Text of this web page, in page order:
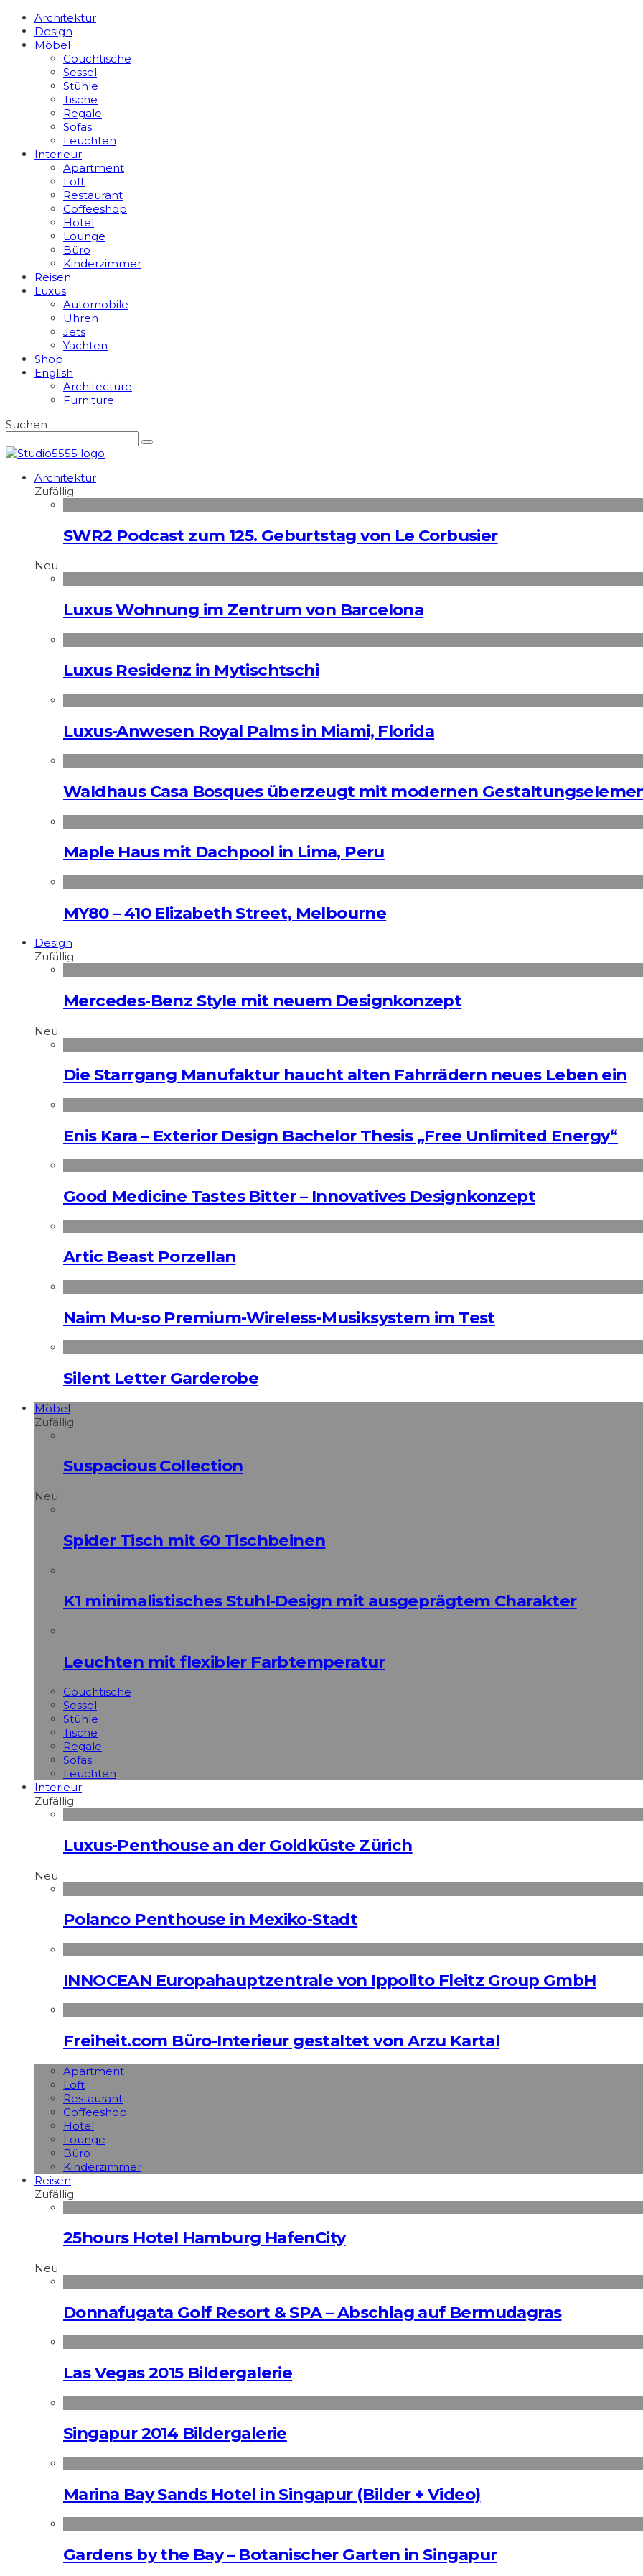
Architektur
Design
Möbel
Couchtische
Sessel
Stühle
Tische
Regale
Sofas
Leuchten
Interieur
Apart­ment
Loft
Restaurant
Coffeeshop
Hotel
Lounge
Büro
Kinderzimmer
Reisen
Luxus
Automobile
Uhren
Jets
Yachten
Shop
English
Architecture
Furniture
Suchen
Architektur
Zufällig
SWR2 Podcast zum 125. Geburtstag von Le Corbusier
Neu
Luxus Wohnung im Zentrum von Barcelona
Luxus Residenz in Mytischtschi
Luxus-Anwesen Royal Palms in Miami, Florida
Waldhaus Casa Bosques überzeugt mit modernen
Maple Haus mit Dachpool in Lima, Peru
MY80 – 410 Elizabeth Street, Melbourne
Design
Zufällig
Mercedes-Benz Style mit neuem Designkonzept
Neu
Die Starrgang Manufaktur haucht alten Fahrrädern neues Leben ein
Enis Kara – Exterior Design Bachelor Thesis „Free Unlimited Energy“
Good Medicine Tastes Bitter – Innovatives Designkonzept
Artic Beast Porzellan
Naim Mu-so Premium-Wireless-Musiksystem im Test
Silent Letter Garderobe
Möbel
Zufällig
Suspacious Collection
Neu
Spider Tisch mit 60 Tischbeinen
K1 minimalistisches Stuhl-Design mit ausgeprägtem Charakter
Leuchten mit flexibler Farbtemperatur
Couchtische
Sessel
Stühle
Tische
Regale
Sofas
Leuchten
Interieur
Zufällig
Luxus-Penthouse an der Goldküste Zürich
Neu
Polanco Penthouse in Mexiko-Stadt
INNOCEAN Europahauptzentrale von Ippolito Fleitz Group GmbH
Freiheit.com Büro-Interieur gestaltet von Arzu Kartal
Apart­ment
Loft
Restaurant
Coffeeshop
Hotel
Lounge
Büro
Kinderzimmer
Reisen
Zufällig
25hours Hotel Hamburg HafenCity
Neu
Donnafugata Golf Resort & SPA – Abschlag auf Bermudagras
Las Vegas 2015 Bildergalerie
Singapur 2014 Bildergalerie
Marina Bay Sands Hotel in Singapur (Bilder + Video)
Gardens by the Bay – Botanischer Garten in Singapur